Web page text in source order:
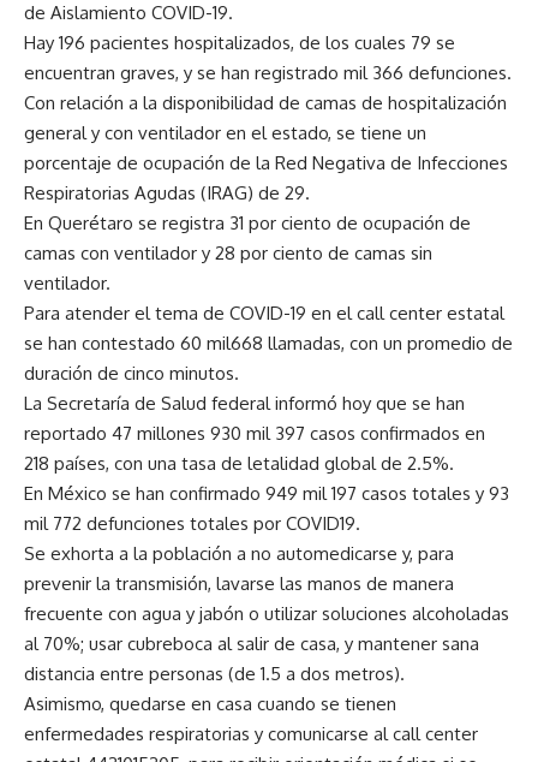
de Aislamiento COVID-19.
Hay 196 pacientes hospitalizados, de los cuales 79 se
encuentran graves, y se han registrado mil 366 defunciones.
Con relación a la disponibilidad de camas de hospitalización
general y con ventilador en el estado, se tiene un
porcentaje de ocupación de la Red Negativa de Infecciones
Respiratorias Agudas (IRAG) de 29.
En Querétaro se registra 31 por ciento de ocupación de
camas con ventilador y 28 por ciento de camas sin
ventilador.
Para atender el tema de COVID-19 en el call center estatal
se han contestado 60 mil668 llamadas, con un promedio de
duración de cinco minutos.
La Secretaría de Salud federal informó hoy que se han
reportado 47 millones 930 mil 397 casos confirmados en
218 países, con una tasa de letalidad global de 2.5%.
En México se han confirmado 949 mil 197 casos totales y 93
mil 772 defunciones totales por COVID19.
Se exhorta a la población a no automedicarse y, para
prevenir la transmisión, lavarse las manos de manera
frecuente con agua y jabón o utilizar soluciones alcoholadas
al 70%; usar cubreboca al salir de casa, y mantener sana
distancia entre personas (de 1.5 a dos metros).
Asimismo, quedarse en casa cuando se tienen
enfermedades respiratorias y comunicarse al call center